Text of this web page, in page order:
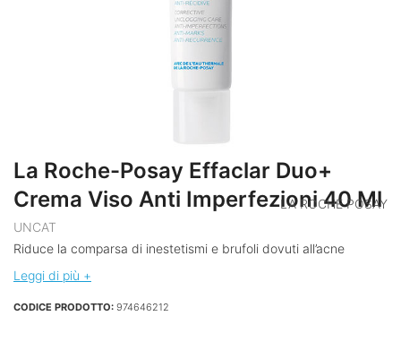
La Roche-Posay Effaclar Duo+
Crema Viso Anti Imperfezioni 40 Ml
UNCAT
LA ROCHE POSAY
Riduce la comparsa di inestetismi e brufoli dovuti all’acne
Leggi di più +
CODICE PRODOTTO: 974646212